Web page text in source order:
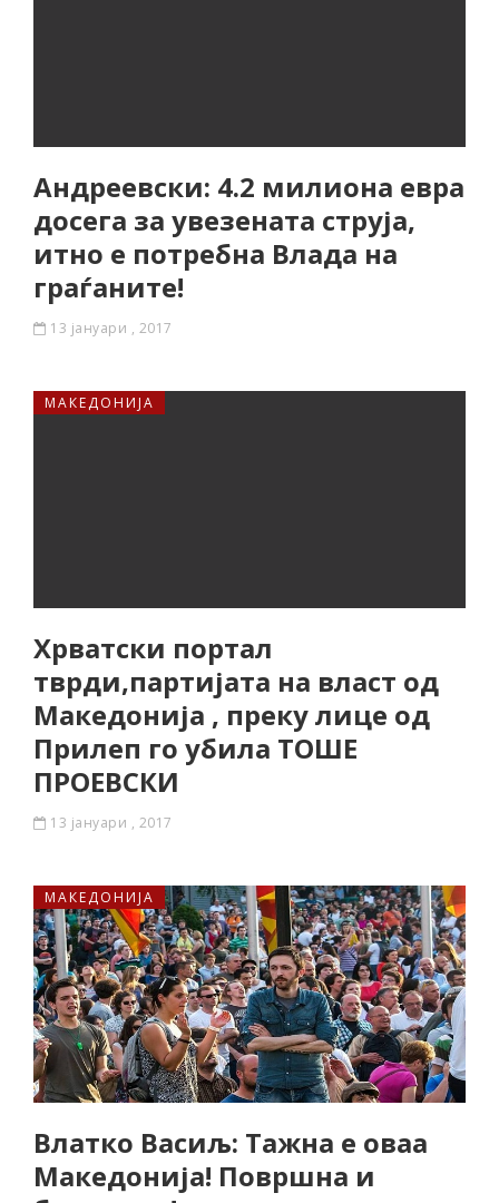
Андреевски: 4.2 милиона евра
досега за увезената струја,
итно е потребна Влада на
граѓаните!
13 јануари , 2017
МАКЕДОНИЈА
Хрватски портал
тврди,партијата на власт од
Македонија , преку лице од
Прилеп го убила ТОШЕ
ПРОЕВСКИ
13 јануари , 2017
МАКЕДОНИЈА
Влатко Васиљ: Тажна е оваа
Македонија! Површна и